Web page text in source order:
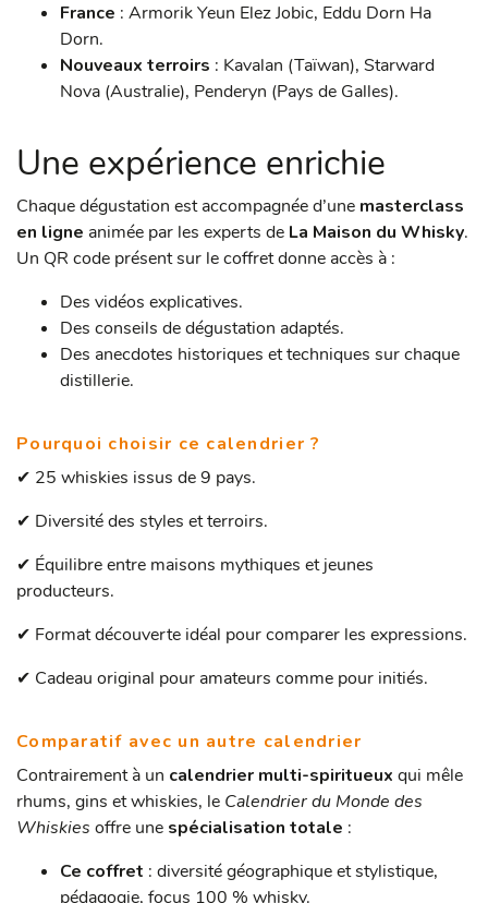
France : Armorik Yeun Elez Jobic, Eddu Dorn Ha
Dorn.
Nouveaux terroirs : Kavalan (Taïwan), Starward
Nova (Australie), Penderyn (Pays de Galles).
Une expérience enrichie
Chaque dégustation est accompagnée d’une masterclass
en ligne animée par les experts de La Maison du Whisky.
Un QR code présent sur le coffret donne accès à :
Des vidéos explicatives.
Des conseils de dégustation adaptés.
Des anecdotes historiques et techniques sur chaque
distillerie.
Pourquoi choisir ce calendrier ?
✔ 25 whiskies issus de 9 pays.
✔ Diversité des styles et terroirs.
✔ Équilibre entre maisons mythiques et jeunes
producteurs.
✔ Format découverte idéal pour comparer les expressions.
✔ Cadeau original pour amateurs comme pour initiés.
Comparatif avec un autre calendrier
Contrairement à un calendrier multi-spiritueux qui mêle
rhums, gins et whiskies, le Calendrier du Monde des
Whiskies offre une spécialisation totale :
Ce coffret : diversité géographique et stylistique,
pédagogie, focus 100 % whisky.